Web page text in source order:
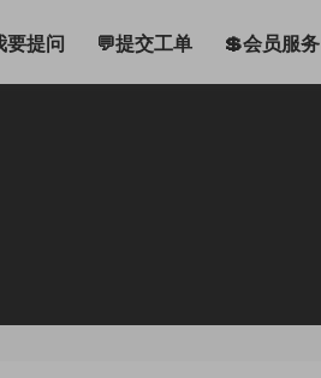
要提问 💬提交工单 💲会员服务